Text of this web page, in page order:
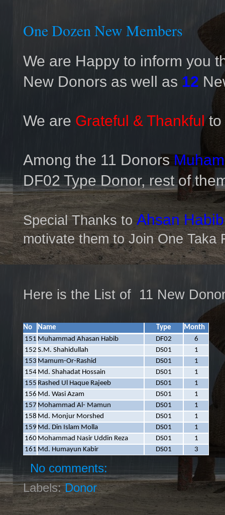
One Dozen New Members
We are Happy to inform you
New Donors as well as 12
We are Grateful & Thankfulto
Among the 11 Donors
DF02 Type Donor, rest of
Special Thanks to Ahsan
motivate them to Join One Taka
Here is the List of 11 New
No Name Type
Month
151 Muhammad Ahasan Habib DF02
6
152 S.M. Shahidullah DS01
1
153 Mamum-Or-Rashid DS01
1
154 Md. Shahadat Hossain DS01
1
155 Rashed Ul Haque Rajeeb DS01
1
156 Md. Wasi Azam DS01
1
157 Mohammad Al- Mamun DS01
1
158 Md. Monjur Morshed DS01
1
159 Md. Din Islam Molla DS01
1
160 Mohammad Nasir Uddin Reza DS01
1
161 Md. Humayun Kabir DS01 3
No comments:
Labels:Donor